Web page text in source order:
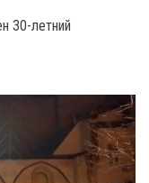
30-летний